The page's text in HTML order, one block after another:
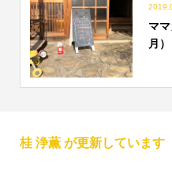
マ
月）
桂 浄薫 が更新しています